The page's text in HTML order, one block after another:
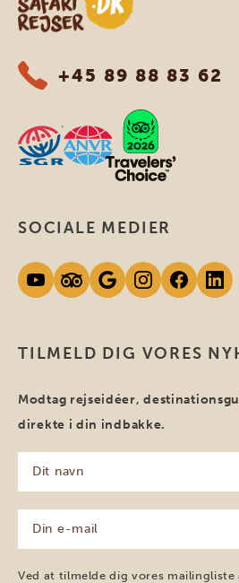
+45 89 88 83 62
TILMELD DIG VORES
Modtag rejseidéer,
direkte i din indbakke.
navn
(Påkrævet)
mail
(Påkrævet)
Ved at tilmelde dig vores
SOCIALE MEDIER